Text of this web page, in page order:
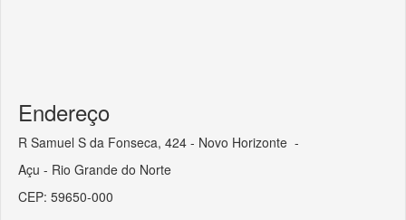
Endereço
R Samuel S da Fonseca, 424 - Novo Horizonte -
Açu - Rio Grande do Norte
CEP: 59650-000